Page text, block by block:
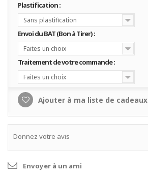
Plastification :
Sans plastification
Envoi du BAT (Bon à Tirer) :
Faites un choix
Traitement de votre commande :
Faites un choix
Ajouter à ma liste de cadeaux
Donnez votre avis
Envoyer à un ami